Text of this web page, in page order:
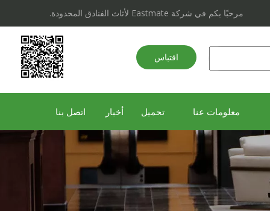
مرحبًا بكم في شركة Eastmate لأثاث الفنادق المحدودة.
اقتباس
معلومات عنا تحميل أخبار اتصل بنا